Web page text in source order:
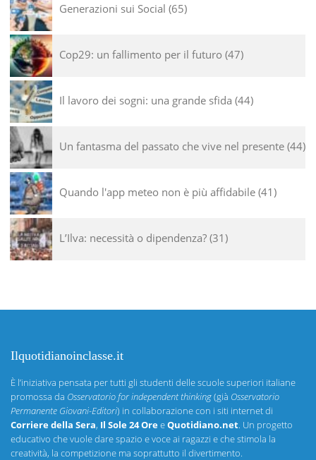
Generazioni sui Social 65
Cop29: un fallimento per il futuro 47
Il lavoro dei sogni: una grande sfida 44
Un fantasma del passato che vive nel presente 44
Quando l'app meteo non è più affidabile 41
L’Ilva: necessità o dipendenza? 31
Ilquotidianoinclasse.it
È l’iniziativa pensata per tutti gli studenti delle scuole superiori italiane
promossa da Osservatorio for independent thinking(già Osservatorio
Permanente Giovani-Editori) in collaborazione con i siti internet di
Corriere della Sera, Il Sole 24 OreeQuotidiano.net. Un progetto
educativo che vuole dare spazio e voce ai ragazzi e che stimola la
creatività, la competizione ma soprattutto il divertimento.